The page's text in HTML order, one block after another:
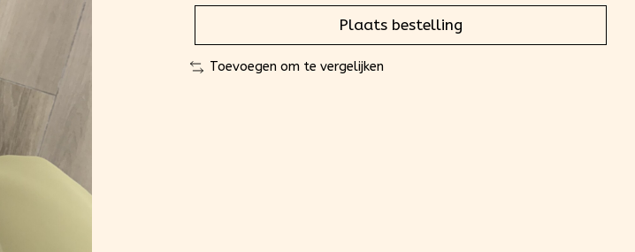
Plaats bestelling
Toevoegen om te vergelijken